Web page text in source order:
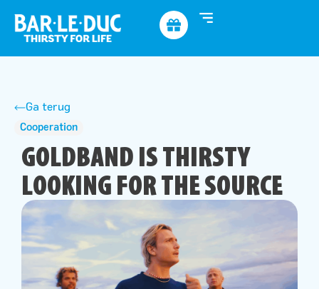
Ga terug
Cooperation
GOLDBAND IS THIRSTY
LOOKING FOR THE SOURCE